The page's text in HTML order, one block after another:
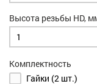
Высота резьбы HD,
Комплектность
Гайки (2 шт.)